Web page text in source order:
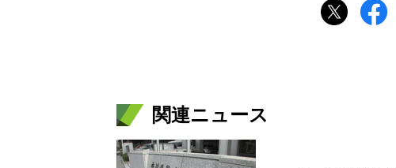
関連ニュース